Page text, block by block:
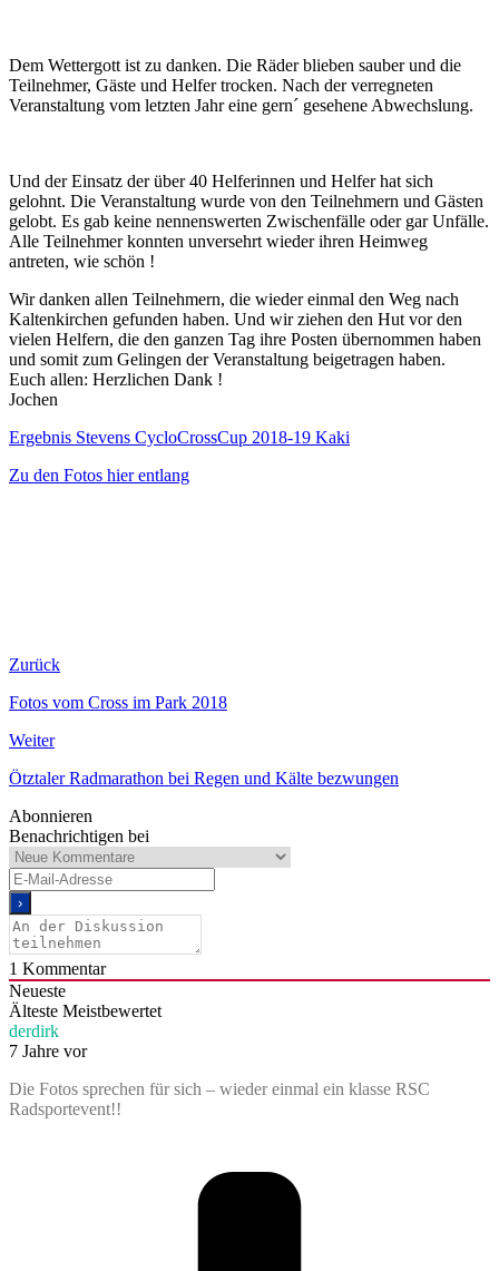
Dem Wettergott ist zu danken. Die Räder blieben sauber und die
Teilnehmer, Gäste und Helfer trocken. Nach der verregneten
Veranstaltung vom letzten Jahr eine gern´ gesehene Abwechslung.
Und der Einsatz der über 40 Helferinnen und Helfer hat sich
gelohnt. Die Veranstaltung wurde von den Teilnehmern und Gästen
gelobt. Es gab keine nennenswerten Zwischenfälle oder gar Unfälle.
Alle Teilnehmer konnten unversehrt wieder ihren Heimweg
antreten, wie schön !
Wir danken allen Teilnehmern, die wieder einmal den Weg nach
Kaltenkirchen gefunden haben. Und wir ziehen den Hut vor den
vielen Helfern, die den ganzen Tag ihre Posten übernommen haben
und somit zum Gelingen der Veranstaltung beigetragen haben.
Euch allen: Herzlichen Dank !
Jochen
Ergebnis Stevens CycloCrossCup 2018-19 Kaki
Zu den Fotos hier entlang
Zurück
Fotos vom Cross im Park 2018
Weiter
Ötztaler Radmarathon bei Regen und Kälte bezwungen
Abonnieren
Benachrichtigen bei
1 Kommentar
Neueste
Älteste Meistbewertet
derdirk
7 Jahre vor
Die Fotos sprechen für sich – wieder einmal ein klasse RSC
Radsportevent!!